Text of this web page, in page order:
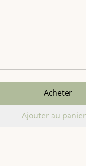
Acheter
Ajouter au panier